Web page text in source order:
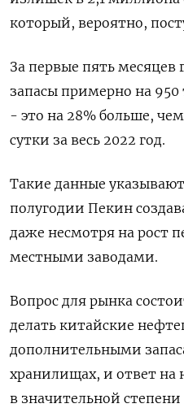
который, вероятно,
За первые пять
запасы примерно на 950
- это на 28% больше,
сутки за весь 2022 год.
Такие данные
полугодии Пекин
даже несмотря на рост
местными заводами.
Вопрос для рынка
делать китайские
дополнительными
хранилищах, и ответ на
в значительной